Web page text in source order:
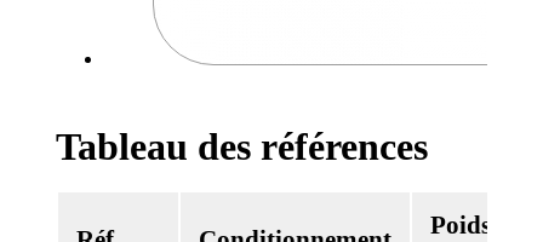
Tableau des références
Poids